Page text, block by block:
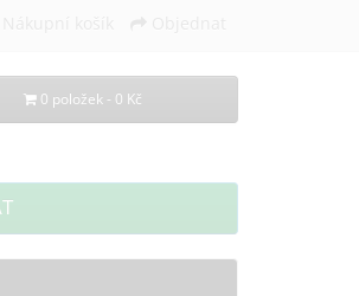
Objednat
0 položek - 0 Kč